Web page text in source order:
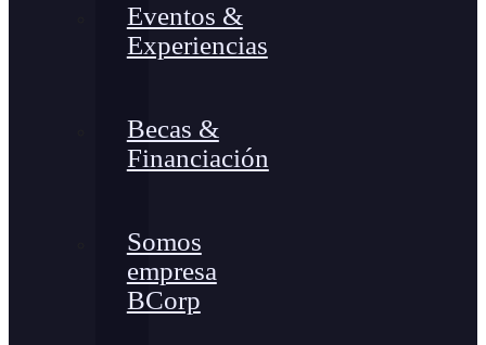
Eventos &
Experiencias
Becas &
Financiación
Somos
empresa
BCorp